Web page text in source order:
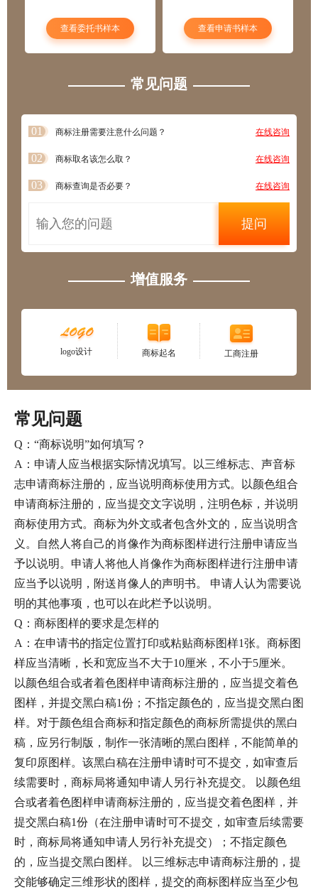
查看委托书样本 查看申请书样本
常见问题
01 商标注册需要注意什么问题？ 在线咨询
02 商标取名该怎么取？ 在线咨询
03 商标查询是否必要？ 在线咨询
提问
增值服务
logo设计 商标起名 工商注册
常见问题
Q：“商标说明”如何填写？
A：申请人应当根据实际情况填写。以三维标志、声音标
志申请商标注册的，应当说明商标使用方式。以颜色组合
申请商标注册的，应当提交文字说明，注明色标，并说明
商标使用方式。商标为外文或者包含外文的，应当说明含
义。自然人将自己的肖像作为商标图样进行注册申请应当
予以说明。申请人将他人肖像作为商标图样进行注册申请
应当予以说明，附送肖像人的声明书。 申请人认为需要说
明的其他事项，也可以在此栏予以说明。
Q：商标图样的要求是怎样的
A：在申请书的指定位置打印或粘贴商标图样1张。商标图
样应当清晰，长和宽应当不大于10厘米，不小于5厘米。
以颜色组合或者着色图样申请商标注册的，应当提交着色
图样，并提交黑白稿1份；不指定颜色的，应当提交黑白图
样。对于颜色组合商标和指定颜色的商标所需提供的黑白
稿，应另行制版，制作一张清晰的黑白图样，不能简单的
复印原图样。该黑白稿在注册申请时可不提交，如审查后
续需要时，商标局将通知申请人另行补充提交。 以颜色组
合或者着色图样申请商标注册的，应当提交着色图样，并
提交黑白稿1份（在注册申请时可不提交，如审查后续需要
时，商标局将通知申请人另行补充提交）；不指定颜色
的，应当提交黑白图样。 以三维标志申请商标注册的，提
交能够确定三维形状的图样，提交的商标图样应当至少包